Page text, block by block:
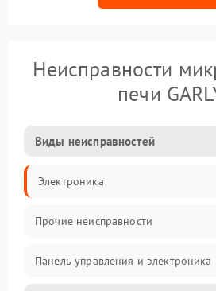
Неисправности
печи
Виды неисправностей
Электроника
Прочие неисправности
Панель управления и электроника